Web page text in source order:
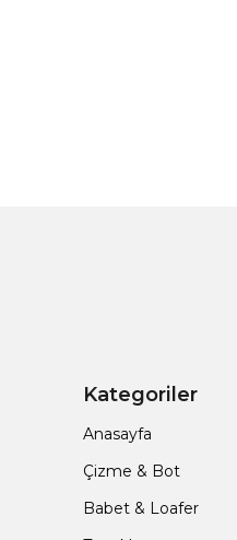
Kategoriler
Anasayfa
Çizme & Bot
Babet & Loafer